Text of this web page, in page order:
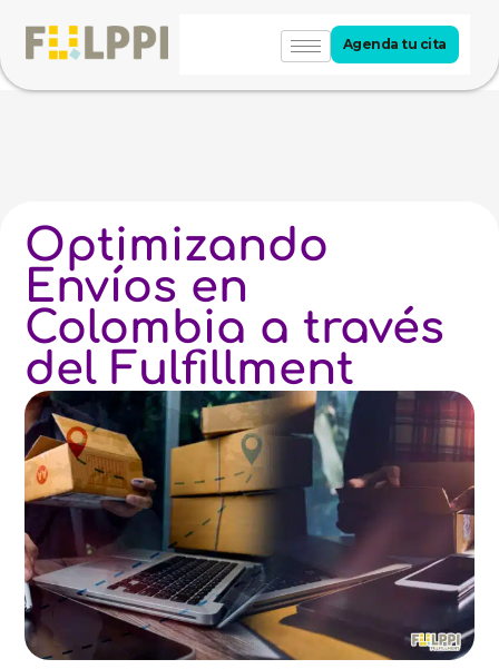
Agenda tu cita
Optimizando
Envíos en
Colombia a través
del Fulfillment